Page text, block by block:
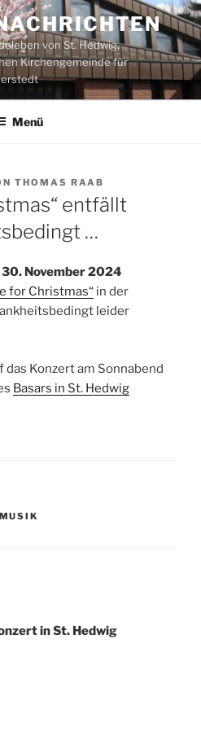
von St. Hedwig,
Kirchengemeinde für
Menü
THOMAS RAAB
entfällt
…
30. November 2024
for Christmas“ in der
leider
Konzert am Sonnabend
Basars in St. Hedwig
MUSIK
in St. Hedwig